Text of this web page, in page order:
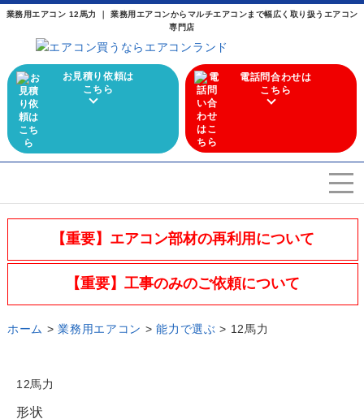
業務用エアコン 12馬力 ｜ 業務用エアコンからマルチエアコンまで幅広く取り扱うエアコン
専門店
お見積り依頼は
こちら
電話問合わせは
こちら
エアコンを選ぶ
Airconditioner search
店舗案内
施工実績
【重要】エアコン部材の再利用について
【重要】工事のみのご依頼について
ホーム >業務用エアコン >能力で選ぶ > 12馬力
12馬力
形状